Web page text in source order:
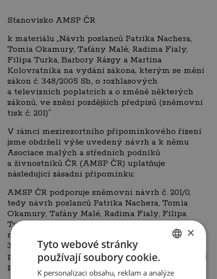
Stanovisko AMSP ČR
k materiálu „Návrh poslanců Patrika Nachera,
Tomia Okamury, Taťány Malé, Radima Fialy,
Filipa Turka, Barbory Rázgy a Martina
Kolovratníka na vydání zákona, kterým se mění
zákon č. 348/2005 Sb., o rozhlasových
a televizních poplatcích a o změně některých
zákonů, ve znění pozdějších předpisů (sněmovní
tisk č. 201)“
V rámci mezirezortního připomínkového řízení
jsme obdrželi výše uvedený návrh a k němu
Asociace malých a středních podniků
a živnostníků ČR (AMSP ČR) uplatňuje
následující zásadní připomínku:
AMSP ČR podporuje sněmovní návrh č. 201/0,
tedy návrh poslanců Patrika Nachera, Tomia
Okamury, Taťány Malé, Radima Fialy, Filipa
Turka, Barbory Rázgy a Martina Kolovratníka
na vydání zákona, kterým se mění zákon č.
348/2005 Sb., o rozhlasových a televizních
poplatcích a o změně některých zákonů, ve znění
pozdějších předpisů.
ENGLISH
×
Tyto webové stránky
používají soubory cookie.
K personalizaci obsahu, reklam a analýze